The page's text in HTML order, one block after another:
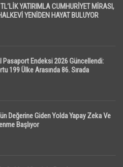
YATIRIMLA CUMHURİYET MİRASI,
YENİDEN HAYAT BULUYOR
Pasaport Endeksi 2026 Güncellendi:
199 Ülke Arasında 86. Sırada
Değerine Giden Yolda Yapay Zeka Ve
Başlıyor